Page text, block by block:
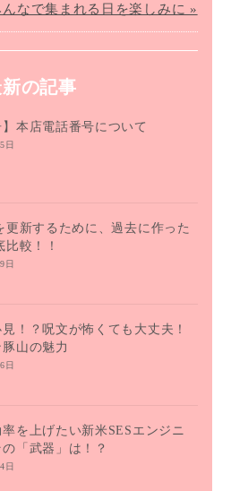
んなで集まれる日を楽しみに »
の記事
】本店電話番号について
日
更新するために、過去に作った
比較！！
日
！？呪文が怖くても大丈夫！
山の魅力
日
を上げたい新米SESエンジニ
「武器」は！？
日